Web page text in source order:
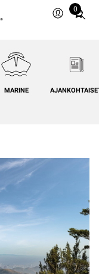
0
Total
0
MARINE